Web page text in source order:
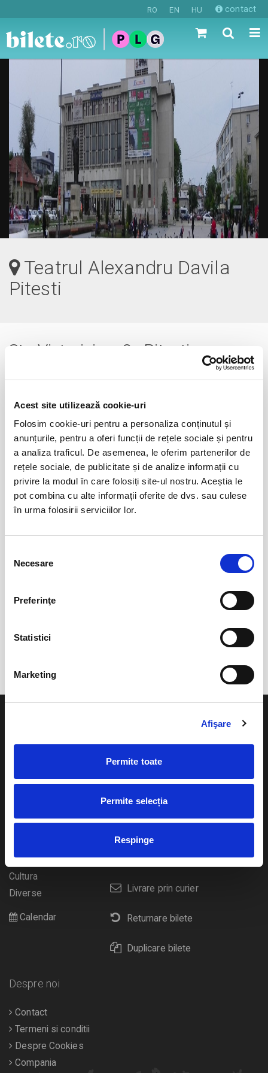
Acest site utilizează cookie-uri
Folosim cookie-uri pentru a personaliza conținutul și
anunțurile, pentru a oferi funcții de rețele sociale și pentru
a analiza traficul. De asemenea, le oferim partenerilor de
rețele sociale, de publicitate și de analize informații cu
privire la modul în care folosiți site-ul nostru. Aceștia le
pot combina cu alte informații oferite de dvs. sau culese
în urma folosirii serviciilor lor.
consimțământului
Necesare
Preferinţe
Statistici
Marketing
Afişare
Permite toate
Permite selecția
Respinge
RO EN HU contact
Teatrul Alexandru Davila
Pitesti
Str. Victoriei nr. 9 , Pitesti
0248.219.108
Teatrul Alexandru Davila
Ajutor
Cum comand bilete?
eBilet printat acasa
Livrare prin curier
Returnare bilete
Duplicare bilete
festivaluri
Pentru copii
Cultura
Diverse
Calendar
Despre noi
Contact
Termeni si conditii
Despre Cookies
Compania